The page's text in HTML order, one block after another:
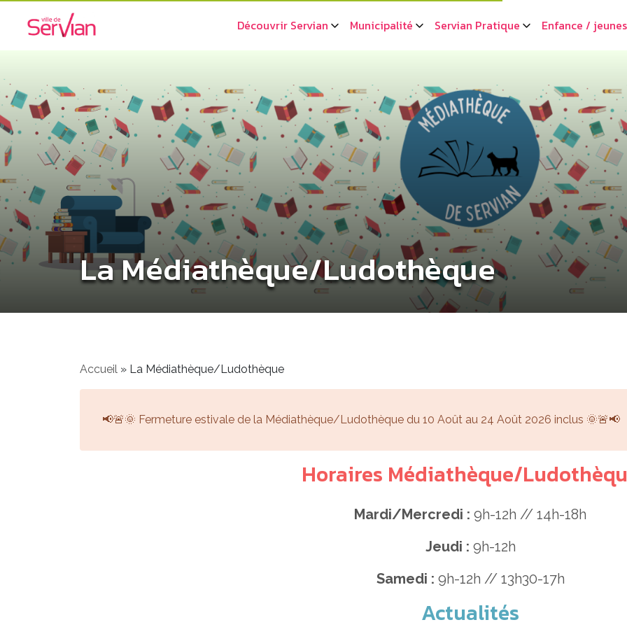
Découvrir Servian Municipalité Servian Pratique Enfance /
La Médiathèque/Ludothèque
Accueil » La Médiathèque/Ludothèque
📢🚨🌞 Fermeture estivale de la Médiathèque/Ludothèque du 10 Août au 24 Août 2026 inclus 🌞🚨📢
Horaires Médiathèque/
Mardi/Mercredi : 9h-12h // 14h-18h
Jeudi : 9h-12h
Samedi : 9h-12h // 13h30-17h
Actualités